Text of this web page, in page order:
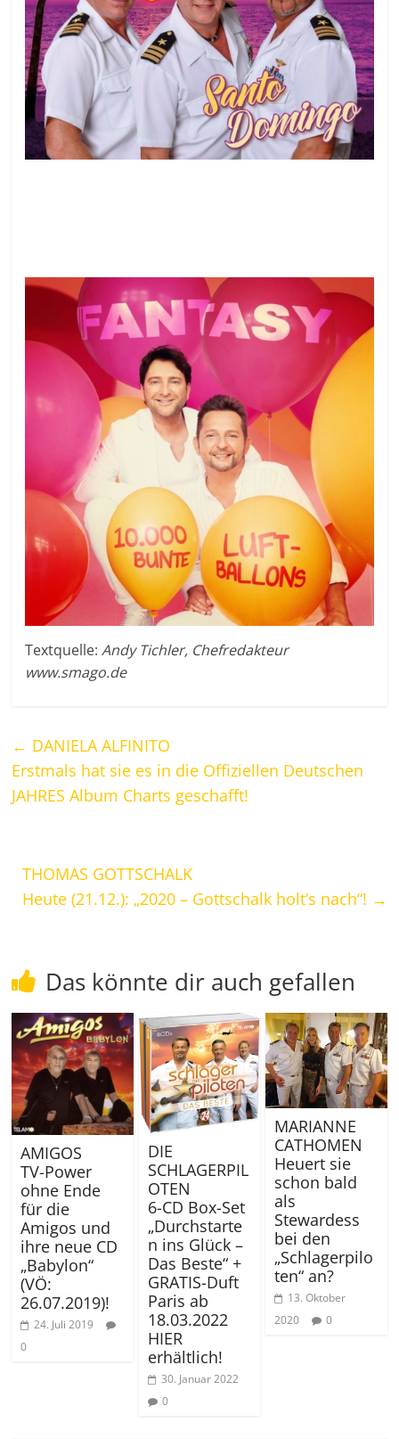
Textquelle:Andy Tichler, Chefredakteur
www.smago.de
← DANIELA ALFINITO
Erstmals hat sie es in die Offiziellen Deutschen
JAHRES Album Charts geschafft!
THOMAS GOTTSCHALK
Heute (21.12.): „2020 – Gottschalk holt’s nach“! →
Das könnte dir auch gefallen
AMIGOS
TV-Power
ohne Ende
für die
Amigos und
ihre neue CD
„Babylon“
(VÖ:
26.07.2019)!
24. Juli 2019
0
DIE
SCHLAGERPIL
OTEN
6-CD Box-Set
„Durchstarte
n ins Glück –
Das Beste“ +
GRATIS-Duft
Paris ab
18.03.2022
HIER
erhältlich!
30. Januar 2022
0
MARIANNE
CATHOMEN
Heuert sie
schon bald
als
Stewardess
bei den
„Schlagerpilo
ten“ an?
13. Oktober
2020
0